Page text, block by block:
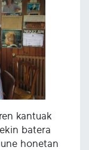
kantuak
batera
honetan